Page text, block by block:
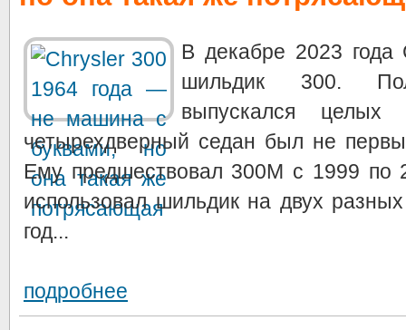
В декабре 2023 года
шильдик 300.
выпускался
четырехдверный седан был не
Ему предшествовал 300M с 1999 по
использовал шильдик на двух
год...
подробнее